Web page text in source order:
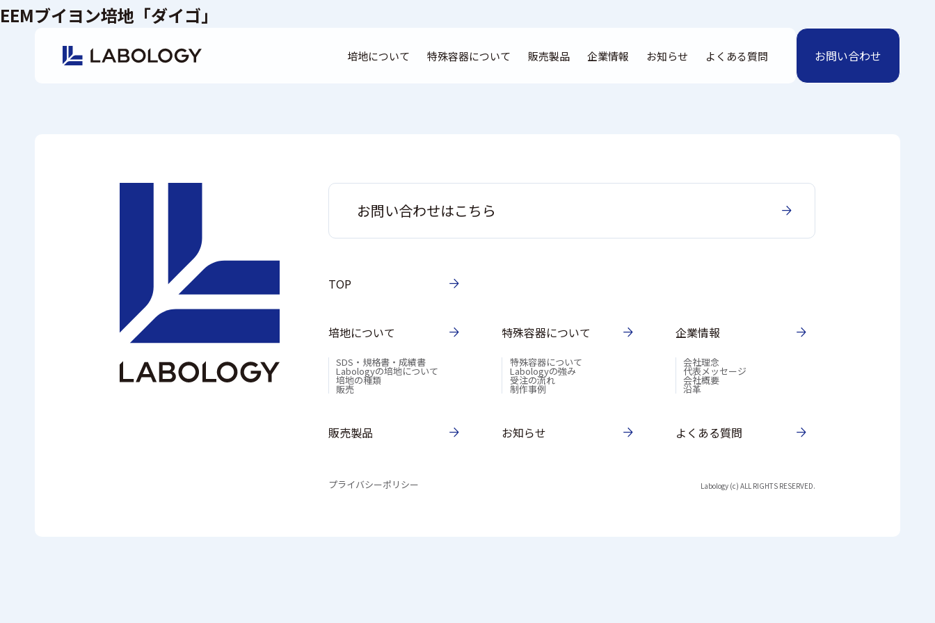
培地について 特殊容器について 販売製品 企業情報 お知らせ よくある質問 お問い合わせ
EEMブイヨン培地「ダイゴ」
お問い合わせはこちら
TOP
培地について
SDS・規格書・成績書
Labologyの培地について
培地の種類
販売
特殊容器について
特殊容器について
Labologyの強み
受注の流れ
制作事例
企業情報
会社理念
代表メッセージ
会社概要
沿革
販売製品 お知らせ よくある質問
プライバシーポリシー Labology (c) ALL RIGHTS RESERVED.